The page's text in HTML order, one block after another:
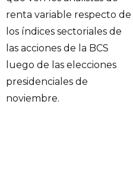
renta variable respecto de
los índices sectoriales de
las acciones de la BCS
luego de las elecciones
presidenciales de
noviembre.